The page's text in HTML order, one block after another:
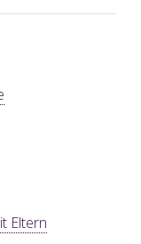
Eltern